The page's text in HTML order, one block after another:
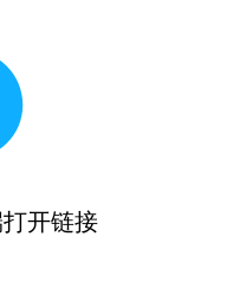
开链接